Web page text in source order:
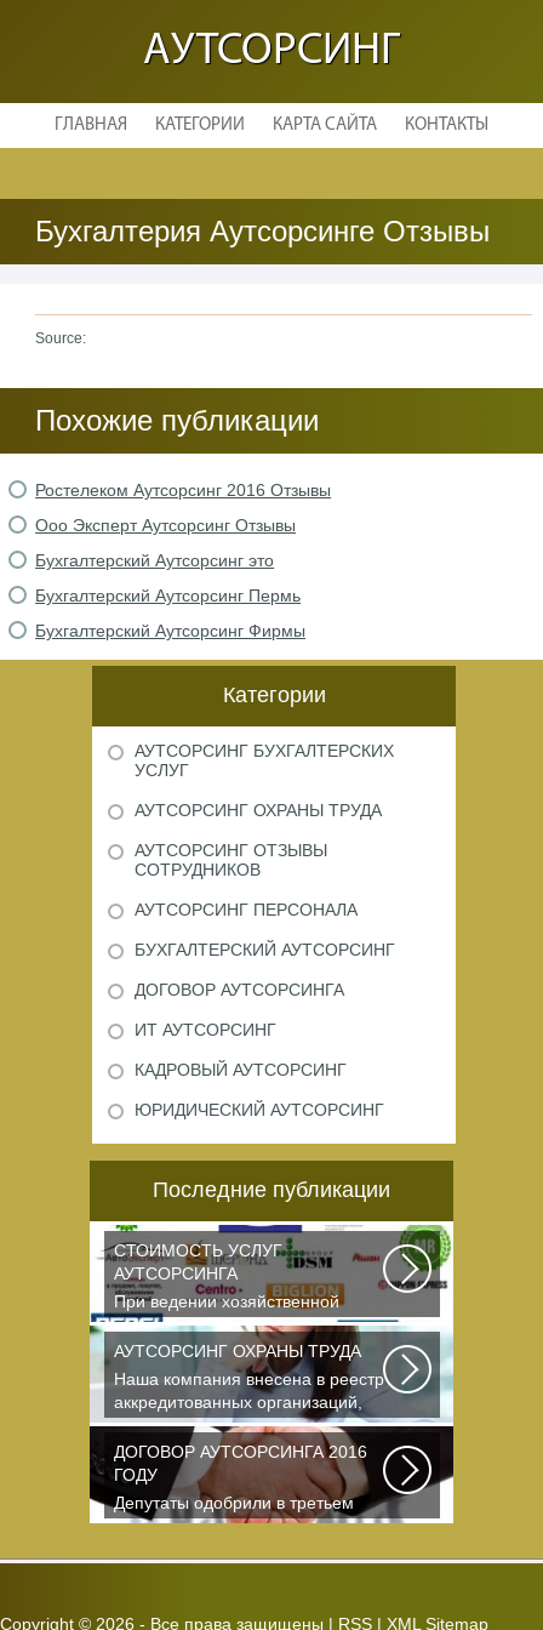
АУТСОРСИНГ
ГЛАВНАЯ КАТЕГОРИИ КАРТА САЙТА КОНТАКТЫ
Бухгалтерия Аутсорсинге Отзывы
Source:
Похожие публикации
Ростелеком Аутсорсинг 2016 Отзывы
Ооо Эксперт Аутсорсинг Отзывы
Бухгалтерский Аутсорсинг это
Бухгалтерский Аутсорсинг Пермь
Бухгалтерский Аутсорсинг Фирмы
Категории
АУТСОРСИНГ БУХГАЛТЕРСКИХ
УСЛУГ
АУТСОРСИНГ ОХРАНЫ ТРУДА
АУТСОРСИНГ ОТЗЫВЫ
СОТРУДНИКОВ
АУТСОРСИНГ ПЕРСОНАЛА
БУХГАЛТЕРСКИЙ АУТСОРСИНГ
ДОГОВОР АУТСОРСИНГА
ИТ АУТСОРСИНГ
КАДРОВЫЙ АУТСОРСИНГ
ЮРИДИЧЕСКИЙ АУТСОРСИНГ
Последние публикации
СТОИМОСТЬ УСЛУГ
АУТСОРСИНГА
При ведении хозяйственной
деятельности каждая компания
самостоятельно выбирает...
АУТСОРСИНГ ОХРАНЫ ТРУДА
Наша компания внесена в реестр
аккредитованных организаций,
оказывающих...
ДОГОВОР АУТСОРСИНГА 2016
ГОДУ
Депутаты одобрили в третьем
чтении специальные правила, по
Copyright © 2026 - Все права защищены | RSS | XML Sitemap